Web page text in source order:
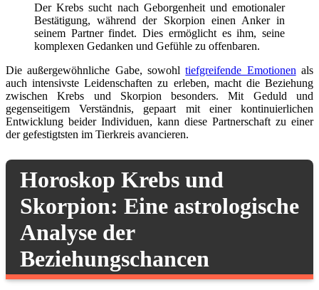
Der Krebs sucht nach Geborgenheit und emotionaler
Bestätigung, während der Skorpion einen Anker in
seinem Partner findet. Dies ermöglicht es ihm, seine
komplexen Gedanken und Gefühle zu offenbaren.
Die außergewöhnliche Gabe, sowohltiefgreifende Emotionen als
auch intensivste Leidenschaften zu erleben, macht die Beziehung
zwischen Krebs und Skorpion besonders. Mit Geduld und
gegenseitigem Verständnis, gepaart mit einer kontinuierlichen
Entwicklung beider Individuen, kann diese Partnerschaft zu einer
der gefestigtsten im Tierkreis avancieren.
Horoskop Krebs und
Skorpion: Eine astrologische
Analyse der
Beziehungschancen